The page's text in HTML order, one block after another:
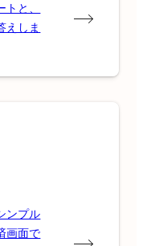
と、
えしま
ンプル
画面で